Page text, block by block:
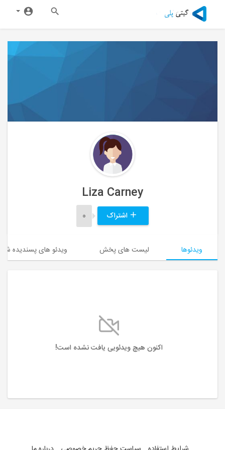
Liza Carney
اشتراک 0
ویدئوها لیست های پخش ویدئو های پسندیده
اکنون هیچ ویدئویی یافت نشده است!